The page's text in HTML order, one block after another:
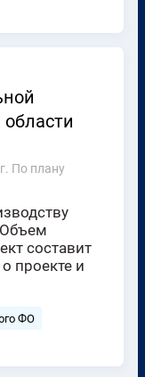
По плану
составит
проекте и
ФО